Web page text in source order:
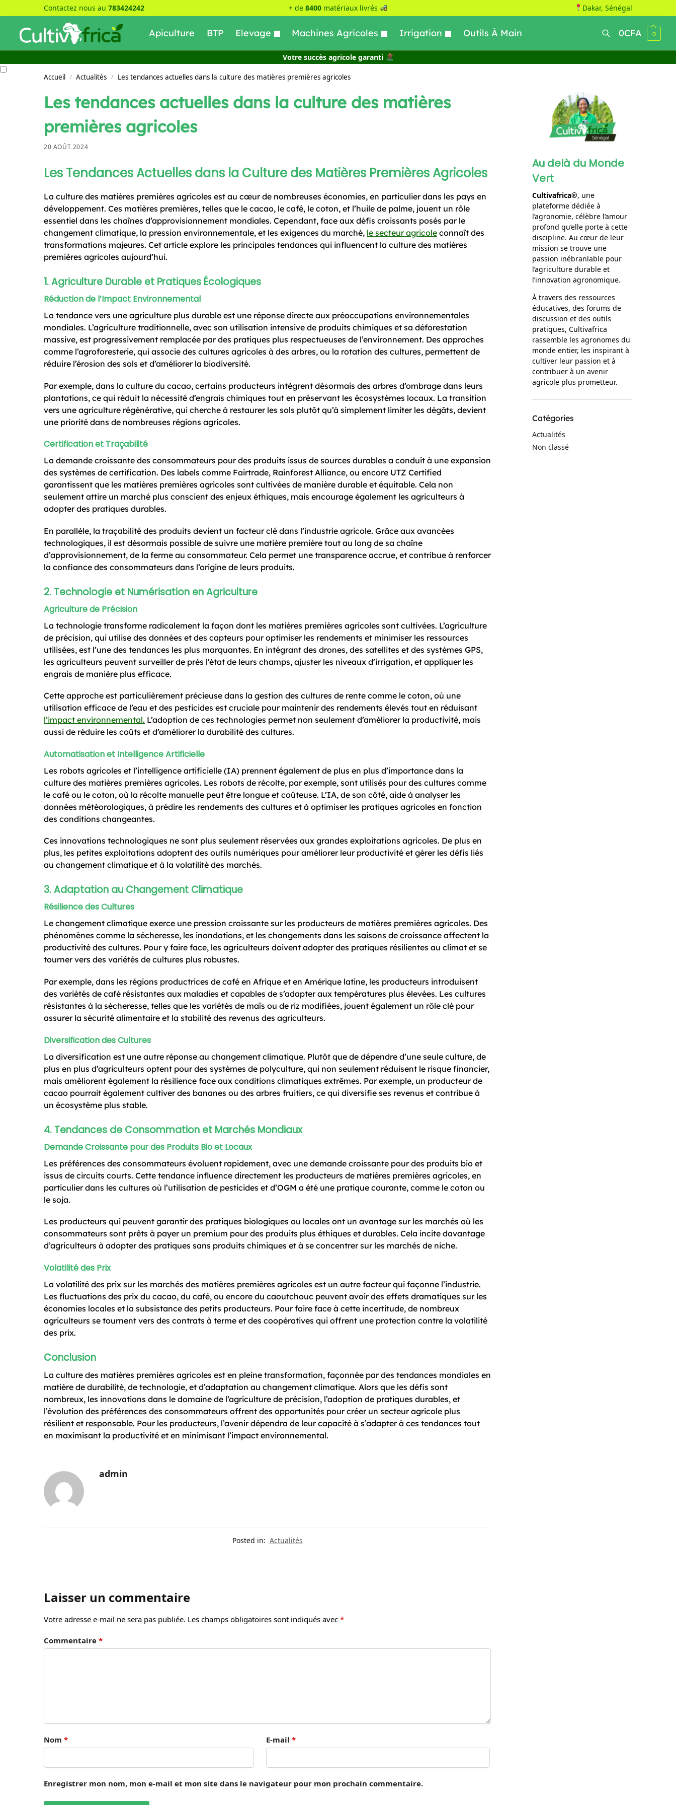
Contactez nous au 783424242 + de 8400matériaux livrés Dakar, Sénégal
Apiculture BTP Elevage Machines Agricoles Irrigation Outils À Main
Recherche
Recherche
0CFA 0
Votre succès agricole garanti
Accueil / Actualités / Les tendances actuelles dans la culture des matières premières agricoles
Les tendances actuelles dans la culture des matières
premières agricoles
20 AOÛT 2024
Les Tendances Actuelles dans la Culture des Matières Premières Agricoles
La culture des matières premières agricoles est au cœur de nombreuses économies, en particulier dans les pays en
développement. Ces matières premières, telles que le cacao, le café, le coton, et l’huile de palme, jouent un rôle
essentiel dans les chaînes d’approvisionnement mondiales. Cependant, face aux défis croissants posés par le
changement climatique, la pression environnementale, et les exigences du marché, le secteur agricole connaît des
transformations majeures. Cet article explore les principales tendances qui influencent la culture des matières
premières agricoles aujourd’hui.
1. Agriculture Durable et Pratiques Écologiques
Réduction de l’Impact Environnemental
La tendance vers une agriculture plus durable est une réponse directe aux préoccupations environnementales
mondiales. L’agriculture traditionnelle, avec son utilisation intensive de produits chimiques et sa déforestation
massive, est progressivement remplacée par des pratiques plus respectueuses de l’environnement. Des approches
comme l’agroforesterie, qui associe des cultures agricoles à des arbres, ou la rotation des cultures, permettent de
réduire l’érosion des sols et d’améliorer la biodiversité.
Par exemple, dans la culture du cacao, certains producteurs intègrent désormais des arbres d’ombrage dans leurs
plantations, ce qui réduit la nécessité d’engrais chimiques tout en préservant les écosystèmes locaux. La transition
vers une agriculture régénérative, qui cherche à restaurer les sols plutôt qu’à simplement limiter les dégâts, devient
une priorité dans de nombreuses régions agricoles.
Certification et Traçabilité
La demande croissante des consommateurs pour des produits issus de sources durables a conduit à une expansion
des systèmes de certification. Des labels comme Fairtrade, Rainforest Alliance, ou encore UTZ Certified
garantissent que les matières premières agricoles sont cultivées de manière durable et équitable. Cela non
seulement attire un marché plus conscient des enjeux éthiques, mais encourage également les agriculteurs à
adopter des pratiques durables.
En parallèle, la traçabilité des produits devient un facteur clé dans l’industrie agricole. Grâce aux avancées
technologiques, il est désormais possible de suivre une matière première tout au long de sa chaîne
d’approvisionnement, de la ferme au consommateur. Cela permet une transparence accrue, et contribue à renforcer
la confiance des consommateurs dans l’origine de leurs produits.
2. Technologie et Numérisation en Agriculture
Agriculture de Précision
La technologie transforme radicalement la façon dont les matières premières agricoles sont cultivées. L’agriculture
de précision, qui utilise des données et des capteurs pour optimiser les rendements et minimiser les ressources
utilisées, est l’une des tendances les plus marquantes. En intégrant des drones, des satellites et des systèmes GPS,
les agriculteurs peuvent surveiller de près l’état de leurs champs, ajuster les niveaux d’irrigation, et appliquer les
engrais de manière plus efficace.
Cette approche est particulièrement précieuse dans la gestion des cultures de rente comme le coton, où une
utilisation efficace de l’eau et des pesticides est cruciale pour maintenir des rendements élevés tout en réduisant
l’impact environnemental. L’adoption de ces technologies permet non seulement d’améliorer la productivité, mais
aussi de réduire les coûts et d’améliorer la durabilité des cultures.
Automatisation et Intelligence Artificielle
Les robots agricoles et l’intelligence artificielle (IA) prennent également de plus en plus d’importance dans la
culture des matières premières agricoles. Les robots de récolte, par exemple, sont utilisés pour des cultures comme
le café ou le coton, où la récolte manuelle peut être longue et coûteuse. L’IA, de son côté, aide à analyser les
données météorologiques, à prédire les rendements des cultures et à optimiser les pratiques agricoles en fonction
des conditions changeantes.
Ces innovations technologiques ne sont plus seulement réservées aux grandes exploitations agricoles. De plus en
plus, les petites exploitations adoptent des outils numériques pour améliorer leur productivité et gérer les défis liés
au changement climatique et à la volatilité des marchés.
3. Adaptation au Changement Climatique
Résilience des Cultures
Le changement climatique exerce une pression croissante sur les producteurs de matières premières agricoles. Des
phénomènes comme la sécheresse, les inondations, et les changements dans les saisons de croissance affectent la
productivité des cultures. Pour y faire face, les agriculteurs doivent adopter des pratiques résilientes au climat et se
tourner vers des variétés de cultures plus robustes.
Par exemple, dans les régions productrices de café en Afrique et en Amérique latine, les producteurs introduisent
des variétés de café résistantes aux maladies et capables de s’adapter aux températures plus élevées. Les cultures
résistantes à la sécheresse, telles que les variétés de maïs ou de riz modifiées, jouent également un rôle clé pour
assurer la sécurité alimentaire et la stabilité des revenus des agriculteurs.
Diversification des Cultures
La diversification est une autre réponse au changement climatique. Plutôt que de dépendre d’une seule culture, de
plus en plus d’agriculteurs optent pour des systèmes de polyculture, qui non seulement réduisent le risque financier,
mais améliorent également la résilience face aux conditions climatiques extrêmes. Par exemple, un producteur de
cacao pourrait également cultiver des bananes ou des arbres fruitiers, ce qui diversifie ses revenus et contribue à
un écosystème plus stable.
4. Tendances de Consommation et Marchés Mondiaux
Demande Croissante pour des Produits Bio et Locaux
Les préférences des consommateurs évoluent rapidement, avec une demande croissante pour des produits bio et
issus de circuits courts. Cette tendance influence directement les producteurs de matières premières agricoles, en
particulier dans les cultures où l’utilisation de pesticides et d’OGM a été une pratique courante, comme le coton ou
le soja.
Les producteurs qui peuvent garantir des pratiques biologiques ou locales ont un avantage sur les marchés où les
consommateurs sont prêts à payer un premium pour des produits plus éthiques et durables. Cela incite davantage
d’agriculteurs à adopter des pratiques sans produits chimiques et à se concentrer sur les marchés de niche.
Volatilité des Prix
La volatilité des prix sur les marchés des matières premières agricoles est un autre facteur qui façonne l’industrie.
Les fluctuations des prix du cacao, du café, ou encore du caoutchouc peuvent avoir des effets dramatiques sur les
économies locales et la subsistance des petits producteurs. Pour faire face à cette incertitude, de nombreux
agriculteurs se tournent vers des contrats à terme et des coopératives qui offrent une protection contre la volatilité
des prix.
Conclusion
La culture des matières premières agricoles est en pleine transformation, façonnée par des tendances mondiales en
matière de durabilité, de technologie, et d’adaptation au changement climatique. Alors que les défis sont
nombreux, les innovations dans le domaine de l’agriculture de précision, l’adoption de pratiques durables, et
l’évolution des préférences des consommateurs offrent des opportunités pour créer un secteur agricole plus
résilient et responsable. Pour les producteurs, l’avenir dépendra de leur capacité à s’adapter à ces tendances tout
en maximisant la productivité et en minimisant l’impact environnemental.
admin
Posted in: Actualités
Laisser un commentaire
Votre adresse e-mail ne sera pas publiée. Les champs obligatoires sont indiqués avec *
Commentaire *
Nom * E-mail *
Enregistrer mon nom, mon e-mail et mon site dans le navigateur pour mon prochain commentaire.
Au delà du Monde
Vert
Cultivafrica®, une
plateforme dédiée à
l’agronomie, célèbre l’amour
profond qu’elle porte à cette
discipline. Au cœur de leur
mission se trouve une
passion inébranlable pour
l’agriculture durable et
l’innovation agronomique.
À travers des ressources
éducatives, des forums de
discussion et des outils
pratiques, Cultivafrica
rassemble les agronomes du
monde entier, les inspirant à
cultiver leur passion et à
contribuer à un avenir
agricole plus prometteur.
Catégories
Actualités
Non classé